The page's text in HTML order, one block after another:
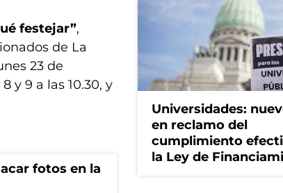
festejar”,
de La
23 de
y 9 a las 10.30, y
fotos en la
Universidades:
en reclamo del
cumplimiento
la Ley de